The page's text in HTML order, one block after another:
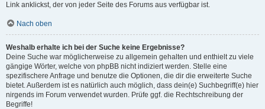
Link anklickst, der von jeder Seite des Forums aus verfügbar ist.
Nach oben
Weshalb erhalte ich bei der Suche keine Ergebnisse?
Deine Suche war möglicherweise zu allgemein gehalten und enthielt zu viele
gängige Wörter, welche von phpBB nicht indiziert werden. Stelle eine
spezifischere Anfrage und benutze die Optionen, die dir die erweiterte Suche
bietet. Außerdem ist es natürlich auch möglich, dass dein(e) Suchbegriff(e) hier
nirgends im Forum verwendet wurden. Prüfe ggf. die Rechtschreibung der
Begriffe!